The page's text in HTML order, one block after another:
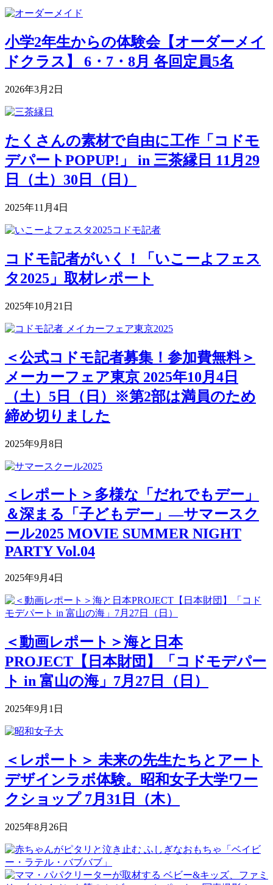
小学2年生からの体験会【オーダーメイ
ドクラス】 6・7・8月 各回定員5名
2026年3月2日
たくさんの素材で自由に工作「コドモ
デパートPOPUP!」 in 三茶縁日 11月29
日（土）30日（日）
2025年11月4日
コドモ記者がいく！「いこーよフェス
タ2025」取材レポート
2025年10月21日
＜公式コドモ記者募集！参加費無料＞
メーカーフェア東京 2025年10月4日
（土）5日（日）※第2部は満員のため
締め切りました
2025年9月8日
＜レポート＞多様な「だれでもデー」
＆深まる「子どもデー」―サマースク
ール2025 MOVIE SUMMER NIGHT
PARTY Vol.04
2025年9月4日
＜動画レポート＞海と日本
PROJECT【日本財団】「コドモデパー
ト in 富山の海」7月27日（日）
2025年9月1日
＜レポート＞ 未来の先生たちとアート
デザインラボ体験。昭和女子大学ワー
クショップ 7月31日（木）
2025年8月26日